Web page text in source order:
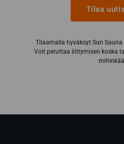
Tilaa
Tilaamalla hyväksyt Sun Sauna
Voit peruttaa liittymisen koska